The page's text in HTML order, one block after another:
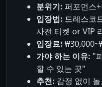
분위기: 퍼포먼스
입장법: 드레스코
사전 티켓 or VIP
입장료:
가야 하는 이유: "
할 수 있는 곳"
추천: 감정 없이